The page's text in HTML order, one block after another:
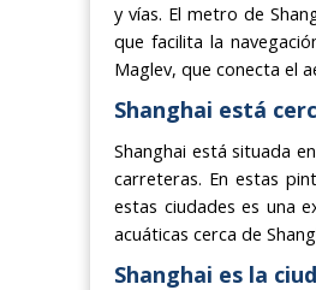
y vías. El metro de
que facilita la
Maglev, que conecta el
Shanghai está
Shanghai está situada
carreteras. En estas
estas ciudades es una
acuáticas cerca de
Shanghai es la